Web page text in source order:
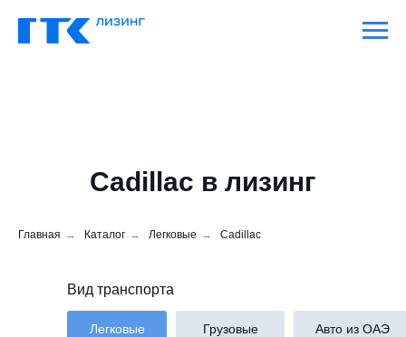
Cadillac в лизинг
Главная → Каталог → Легковые → Cadillac
Вид транспорта
Легковые Грузовые Авто из ОАЭ